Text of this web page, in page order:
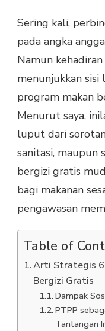
Sering kali,
pada angka
Namun
menunjukkan
program makan
Menurut saya,
luput dari
sanitasi, maupun
bergizi gratis
bagi makanan
pengawasan
Table of
Arti Strategis
Bergizi Gratis
Dampak
PTPP
Tantangan